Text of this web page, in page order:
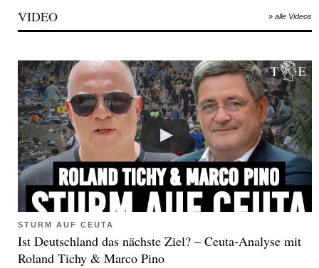
VIDEO » alle Videos
STURM AUF CEUTA
Ist Deutschland das nächste Ziel? – Ceuta-Analyse mit
Roland Tichy & Marco Pino